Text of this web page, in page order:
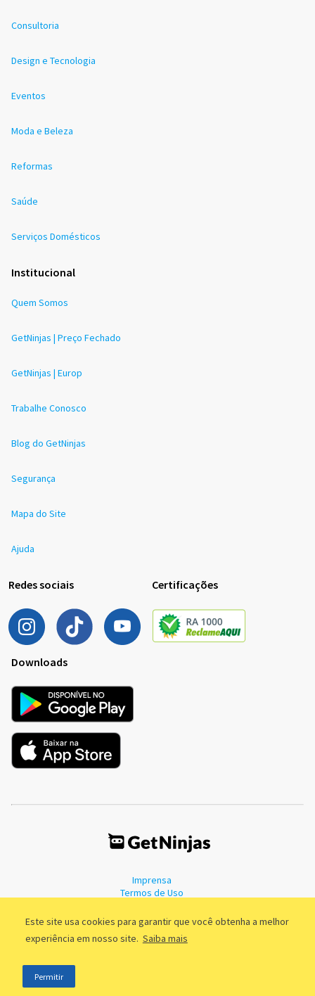
Este site usa cookies para garantir que você obtenha a melhor
experiência em nosso site. Saiba mais
Permitir
Consultoria
Design e Tecnologia
Eventos
Moda e Beleza
Reformas
Saúde
Serviços Domésticos
Institucional
Quem Somos
GetNinjas | Preço Fechado
GetNinjas | Europ
Trabalhe Conosco
Blog do GetNinjas
Segurança
Mapa do Site
Ajuda
Redes sociais Certificações
Downloads
Imprensa
Termos de Uso
©2011 - 2026, GetNinjas LTDA. CNPJ 55.744.877/0001-89 - Rua Dr.
Fernandes Coelho, 85 - 3º andar - São Paulo/SP - Brasil